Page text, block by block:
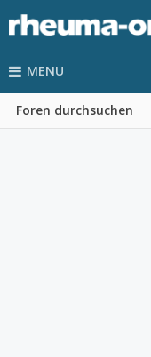
MENU
Foren durchsuchen